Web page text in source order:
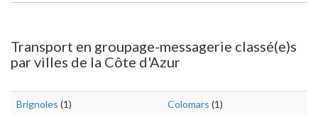
Transport en groupage-messagerie classé(e)s
par villes de la Côte d'Azur
Brignoles (1) Colomars (1)